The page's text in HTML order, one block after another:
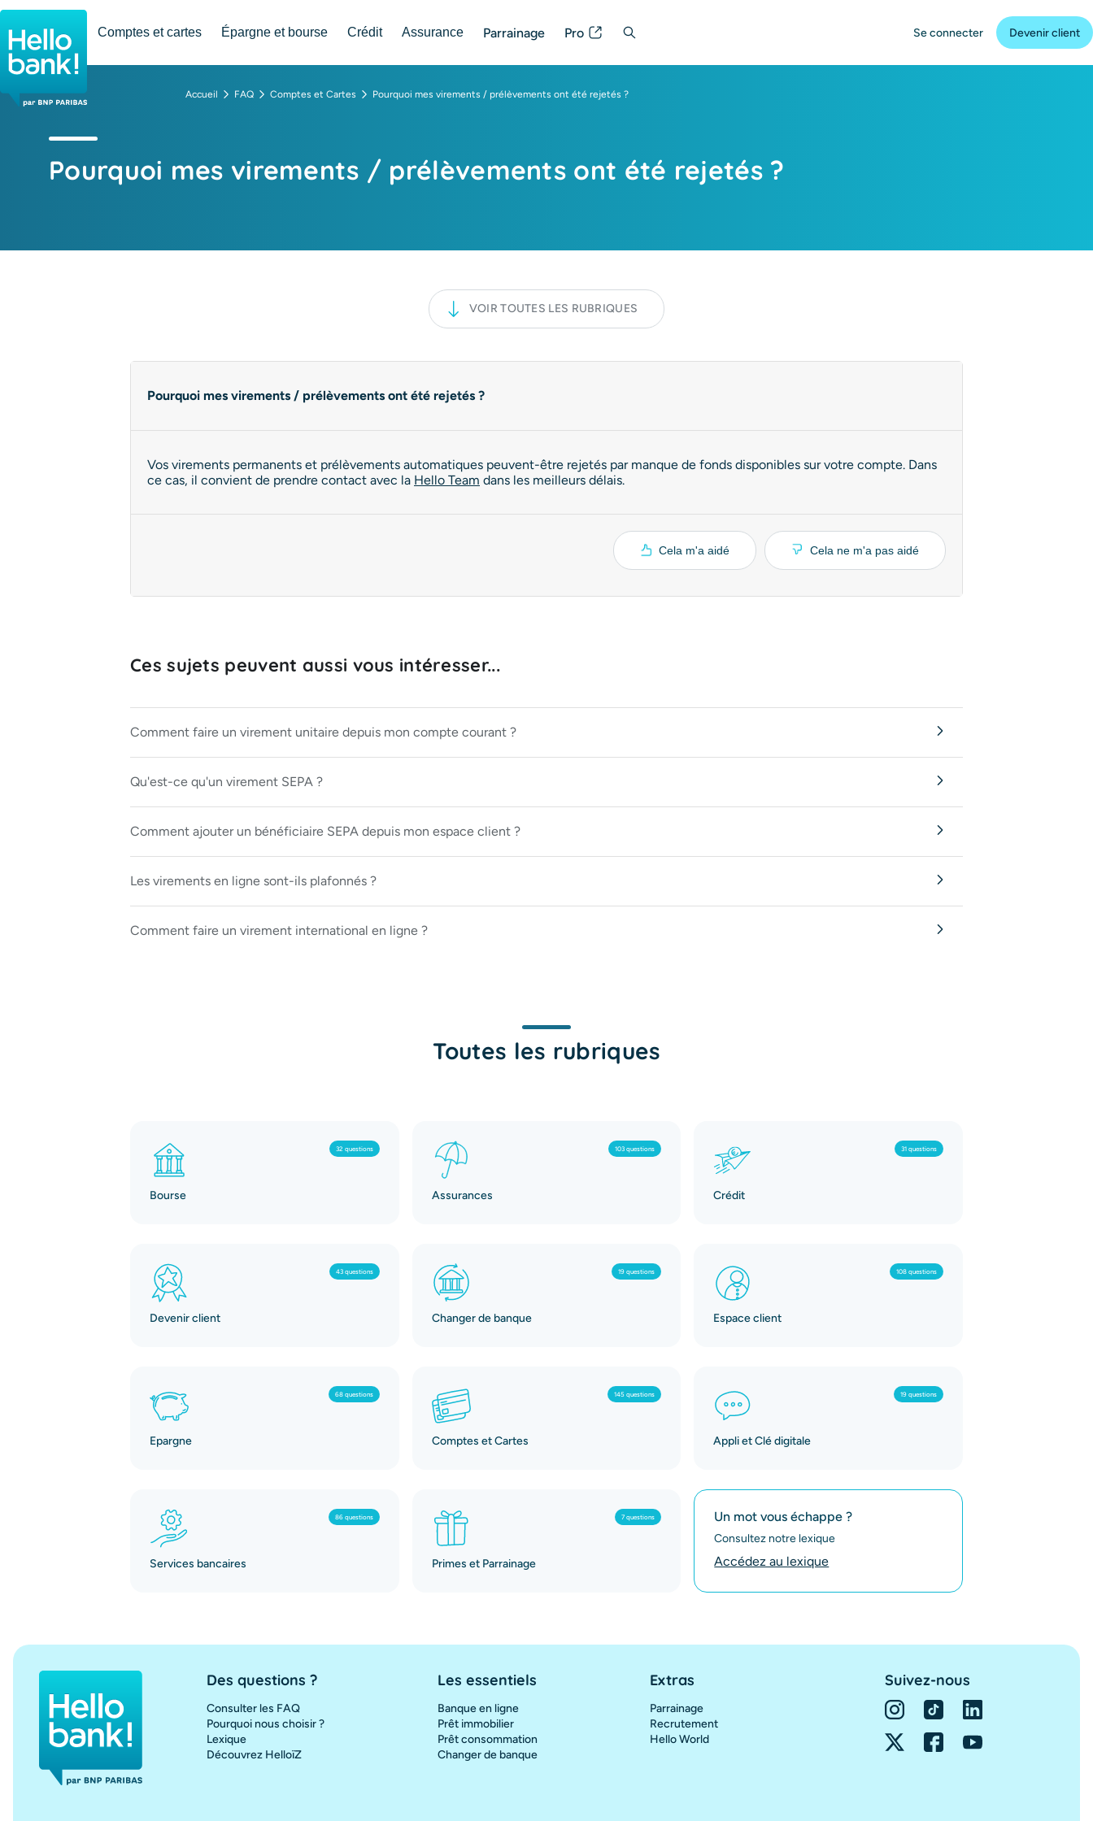
Hello bank! la banque en ligne de BNP Paribas
Comptes et cartes Épargne et bourse Crédit Assurance Parrainage Pro Posez votre question Se connecter Devenir client
Accueil FAQ Comptes et Cartes Pourquoi mes virements / prélèvements ont été rejetés ?
Pourquoi mes virements / prélèvements ont été rejetés ?
VOIR TOUTES LES RUBRIQUES
Pourquoi mes virements / prélèvements ont été rejetés ?
Vos virements permanents et prélèvements automatiques peuvent-être rejetés par manque de fonds disponibles sur votre compte. Dans
ce cas, il convient de prendre contact avec la Hello Team dans les meilleurs délais.
Cela m'a aidé Cela ne m'a pas aidé
Ces sujets peuvent aussi vous intéresser...
Comment faire un virement unitaire depuis mon compte courant ?
Qu'est-ce qu'un virement SEPA ?
Comment ajouter un bénéficiaire SEPA depuis mon espace client ?
Les virements en ligne sont-ils plafonnés ?
Comment faire un virement international en ligne ?
Toutes les rubriques
32 questions
Bourse
103 questions
Assurances
31 questions
Crédit
43 questions
Devenir client
19 questions
Changer de banque
108 questions
Espace client
68 questions
Epargne
145 questions
Comptes et Cartes
19 questions
Appli et Clé digitale
86 questions
Services bancaires
7 questions
Primes et Parrainage
Un mot vous échappe ?
Consultez notre lexique
Accédez au lexique
Des questions ?
Consulter les FAQ
Pourquoi nous choisir ?
Lexique
Découvrez HelloïZ
Les essentiels
Banque en ligne
Prêt immobilier
Prêt consommation
Changer de banque
Extras
Parrainage
Recrutement
Hello World
Suivez-nous